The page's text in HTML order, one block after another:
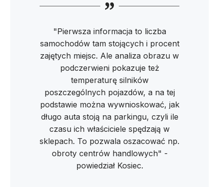
"Pierwsza informacja to liczba
samochodów tam stojących i procent
zajętych miejsc. Ale analiza obrazu w
podczerwieni pokazuje też
temperaturę silników
poszczególnych pojazdów, a na tej
podstawie można wywnioskować, jak
długo auta stoją na parkingu, czyli ile
czasu ich właściciele spędzają w
sklepach. To pozwala oszacować np.
obroty centrów handlowych" -
powiedział Kosiec.